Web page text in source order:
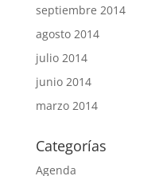
septiembre 2014
agosto 2014
julio 2014
junio 2014
marzo 2014
Categorías
Agenda